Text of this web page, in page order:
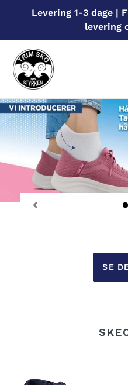
Levering 1-3 dage |
levering
SE
NVY